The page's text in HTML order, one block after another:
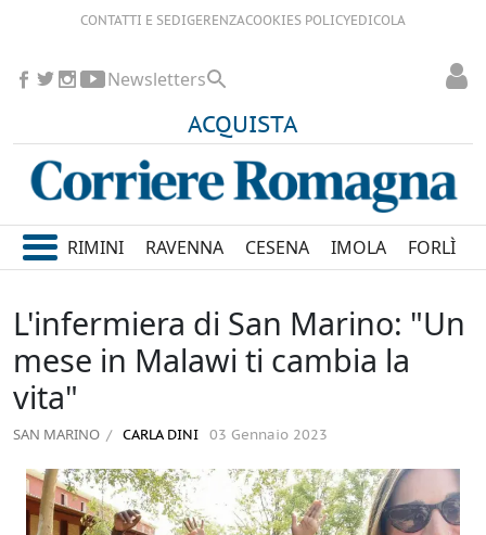
CONTATTI E SEDIGERENZACOOKIES POLICYEDICOLA
ACQUISTA
Newsletters
RIMINI RAVENNA CESENA IMOLA FORLÌ
L'infermiera di San Marino: "Un
mese in Malawi ti cambia la
vita"
SAN MARINO CARLA DINI 03 Gennaio 2023